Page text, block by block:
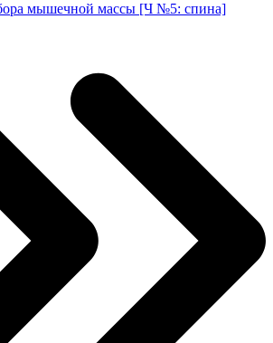
мышечной массы [Ч №5: спина]